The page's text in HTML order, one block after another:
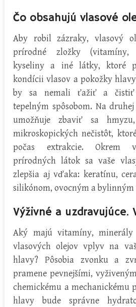
Čo obsahujú vlasové
Aby robil zázraky, vlasový
prírodné zložky (vitamíny,
kyseliny a iné látky, ktoré
kondícii vlasov a pokožky
by sa nemali ťažiť a čistiť
tepelným spôsobom. Na
umožňuje zbaviť sa
mikroskopických nečistôt,
počas extrakcie. Okrem
prírodných látok sa vaše
zlepšia aj vďaka: keratínu,
silikónom, ovocným a
Výživné a uzdravujúce.
Aký majú vitamíny,
vlasových olejov vplyv na
hlavy? Pôsobia zvonku a
pramene pevnejšími,
chemickému a mechanickému
hlavy bude správne